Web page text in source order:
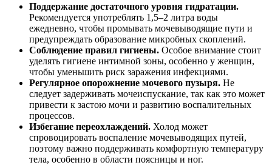
Поддержание достаточного уровня гидратации.
Рекомендуется употреблять 1,5–2 литра воды
ежедневно, чтобы промывать мочевыводящие пути и
предупреждать образование микробных скоплений.
Соблюдение правил гигиены. Особое внимание стоит
уделять гигиене интимной зоны, особенно у женщин,
чтобы уменьшить риск заражения инфекциями.
Регулярное опорожнение мочевого пузыря. Не
следует задерживать мочеиспускание, так как это может
привести к застою мочи и развитию воспалительных
процессов.
Избегание переохлаждений. Холод может
спровоцировать воспаление мочевыводящих путей,
поэтому важно поддерживать комфортную температуру
тела, особенно в области поясницы и ног.